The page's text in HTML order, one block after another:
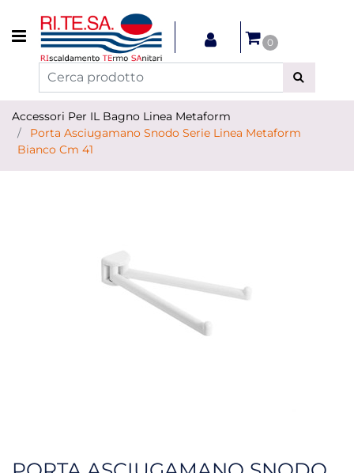
Open menu
0
Accessori Per IL Bagno Linea Metaform
Porta Asciugamano Snodo Serie Linea Metaform
Bianco Cm 41